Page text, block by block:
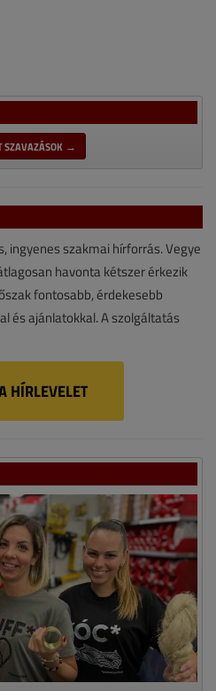
SZAVAZÁSOK →
ingyenes szakmai hírforrás. Vegye
havonta kétszer érkezik
fontosabb, érdekesebb
és ajánlatokkal. A szolgáltatás
HÍRLEVELET